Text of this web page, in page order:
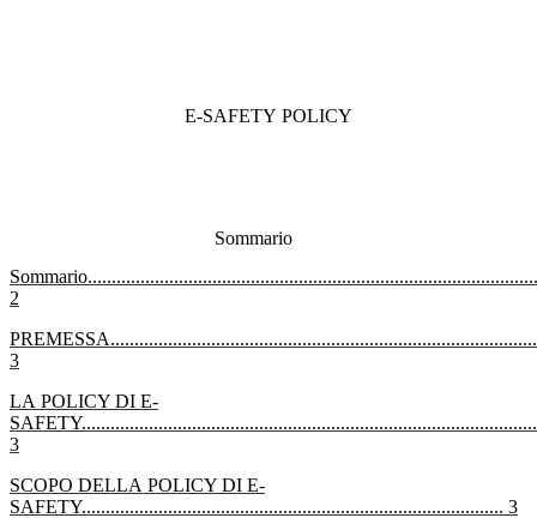
E-SAFETY POLICY
Sommario
Sommario
2
PREMESSA
3
LA POLICY DI E-
SAFETY
3
SCOPO DELLA POLICY DI E-
SAFETY........................................................................................ 3